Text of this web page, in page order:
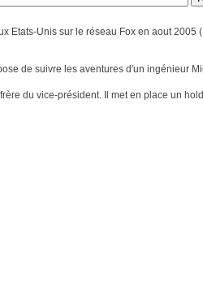
Etats-Unis sur le réseau Fox en aout
de suivre les aventures d'un ingénieur
du vice-président. Il met en place un